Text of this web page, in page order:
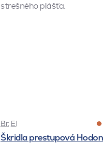
strešného plášťa.
Br, El
Škridla prestupová